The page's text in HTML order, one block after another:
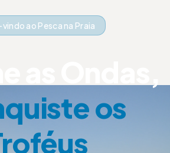
ao Pesca na Praia
os